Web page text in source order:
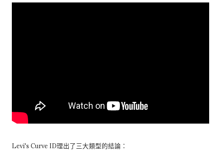
Levi's Curve ID理出了三大類型的結論：